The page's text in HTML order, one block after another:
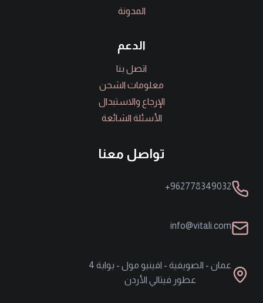
المدونة
الدعم
اتصل بنا
معلومات الشحن
الإرجاع والاستبدال
الأسئلة الشائعة
تواصل معنا
962778349032+
info@vitali.com
عمان - الصويفية - افينيو مول - بوابة 4
عطور فيتالي الأردن